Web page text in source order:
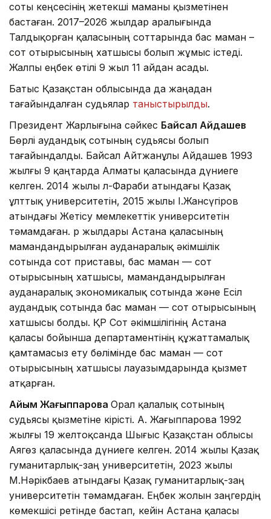
соты кеңсесінің жетекші маманы қызметінен
бастаған. 2017–2026 жылдар аралығында
Талдықорған қаласының соттарында бас маман –
сот отырысының хатшысы болып жұмыс істеді.
Жалпы еңбек өтілі 9 жыл 11 айдан асады.
Батыс Қазақстан облысында да жаңадан
тағайындалған судьялар таныстырылды.
Президент Жарлығына сәйкес Байсал Айдашев
Бөрлі аудандық сотының судьясы болып
тағайындалды. Байсал Айтжанұлы Айдашев 1993
жылғы 9 қаңтарда Алматы қаласында дүниеге
келген. 2014 жылы Әл-Фараби атындағы Қазақ
ұлттық университетін, 2015 жылы І.Жансүгіров
атындағы Жетісу мемлекеттік университетін
тәмамдаған. Әр жылдары Астана қаласының
мамандандырылған ауданаралық әкімшілік
сотында сот приставы, бас маман — сот
отырысының хатшысы, мамандандырылған
ауданаралық экономикалық сотында және Есіл
аудандық сотында бас маман — сот отырысының
хатшысы болды. ҚР Сот әкімшілігінің Астана
қаласы бойынша департаментінің құжаттамалық
қамтамасыз ету бөлімінде бас маман — сот
отырысының хатшысы лауазымдарында қызмет
атқарған.
Айым Жағыппарова Орал қалалық сотының
судьясы қызметіне кірісті. А. Жағыппарова 1992
жылғы 19 желтоқсанда Шығыс Қазақстан облысы
Аягөз қаласында дүниеге келген. 2014 жылы Қазақ
гуманитарлық-заң университетін, 2023 жылы
М.Нәрікбаев атындағы Қазақ гуманитарлық-заң
университетін тәмамдаған. Еңбек жолын заңгердің
көмекшісі ретінде бастап, кейін Астана қаласы